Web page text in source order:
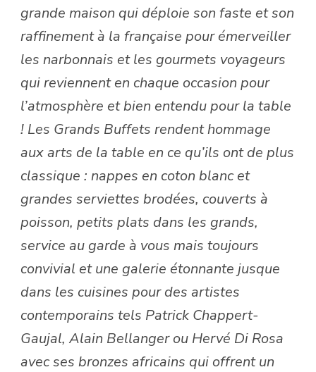
grande maison qui déploie son faste et son
raffinement à la française pour émerveiller
les narbonnais et les gourmets voyageurs
qui reviennent en chaque occasion pour
l’atmosphère et bien entendu pour la table
! Les Grands Buffets rendent hommage
aux arts de la table en ce qu’ils ont de plus
classique : nappes en coton blanc et
grandes serviettes brodées, couverts à
poisson, petits plats dans les grands,
service au garde à vous mais toujours
convivial et une galerie étonnante jusque
dans les cuisines pour des artistes
contemporains tels Patrick Chappert-
Gaujal, Alain Bellanger ou Hervé Di Rosa
avec ses bronzes africains qui offrent un